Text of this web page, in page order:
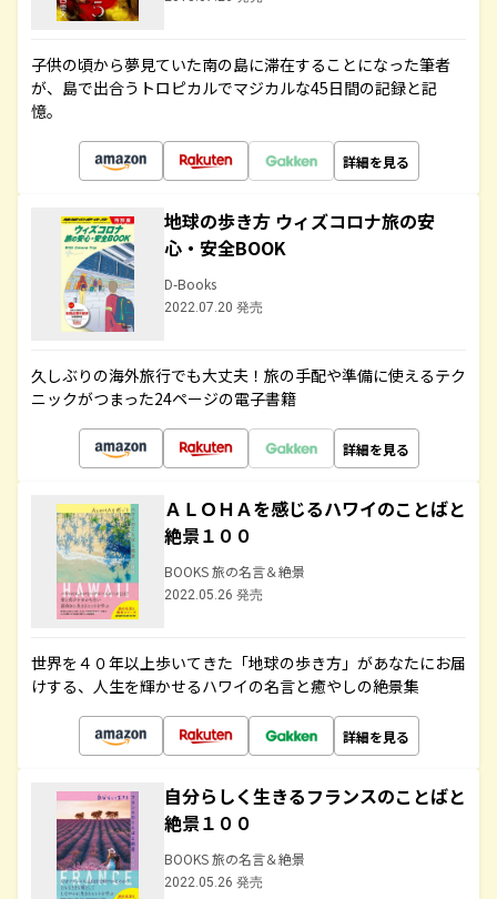
子供の頃から夢見ていた南の島に滞在することになった筆者
が、島で出合うトロピカルでマジカルな45日間の記録と記
憶。
詳細を見る
地球の歩き方 ウィズコロナ旅の安
心・安全BOOK
D-Books
2022.07.20 発売
久しぶりの海外旅行でも大丈夫！旅の手配や準備に使えるテク
ニックがつまった24ページの電子書籍
詳細を見る
ＡＬＯＨＡを感じるハワイのことばと
絶景１００
BOOKS 旅の名言＆絶景
2022.05.26 発売
世界を４０年以上歩いてきた「地球の歩き方」があなたにお届
けする、人生を輝かせるハワイの名言と癒やしの絶景集
詳細を見る
自分らしく生きるフランスのことばと
絶景１００
BOOKS 旅の名言＆絶景
2022.05.26 発売